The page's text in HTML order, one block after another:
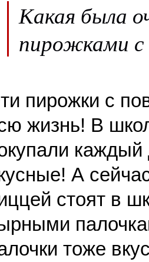
Какая была
пирожками с
пирожки с
жизнь! В
А
стоят в
тоже